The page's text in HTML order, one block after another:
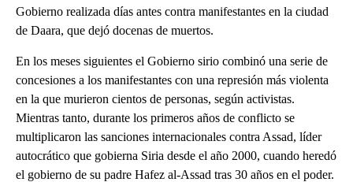
Gobierno realizada días antes contra manifestantes en la ciudad
de Daara, que dejó docenas de muertos.
En los meses siguientes el Gobierno sirio combinó una serie de
concesiones a los manifestantes con una represión más violenta
en la que murieron cientos de personas, según activistas.
Mientras tanto, durante los primeros años de conflicto se
multiplicaron las sanciones internacionales contra Assad, líder
autocrático que gobierna Siria desde el año 2000, cuando heredó
el gobierno de su padre Hafez al-Assad tras 30 años en el poder.